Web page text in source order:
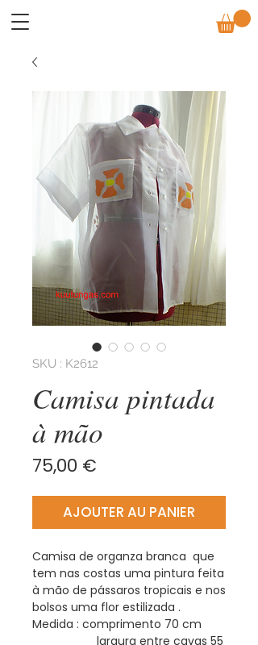
SKU : K2612
Camisa pintada
à mão
75,00 €
AJOUTER AU PANIER
Camisa de organza branca que
tem nas costas uma pintura feita
à mão de pássaros tropicais e nos
bolsos uma flor estilizada .
Medida : comprimento 70 cm
largura entre cavas 55